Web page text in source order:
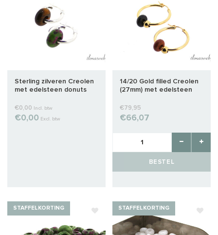
Sterling zilveren Creolen
met edelsteen donuts
€0,00 Incl. btw
€0,00 Excl. btw
14/20 Gold filled Creolen
(27mm) met edelsteen
€79,95
€66,07
BESTEL
STAFFELKORTING STAFFELKORTING